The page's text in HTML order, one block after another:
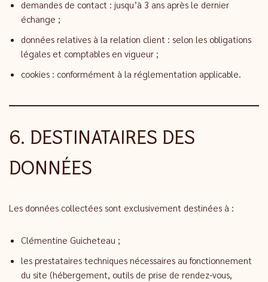
demandes de contact : jusqu’à 3 ans après le dernier
échange ;
données relatives à la relation client : selon les obligations
légales et comptables en vigueur ;
cookies : conformément à la réglementation applicable.
6. DESTINATAIRES DES
DONNÉES
Les données collectées sont exclusivement destinées à :
Clémentine Guicheteau ;
les prestataires techniques nécessaires au fonctionnement
du site (hébergement, outils de prise de rendez-vous,